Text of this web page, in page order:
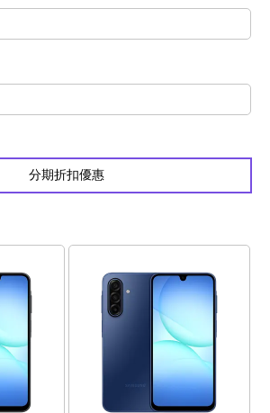
分期折扣優惠